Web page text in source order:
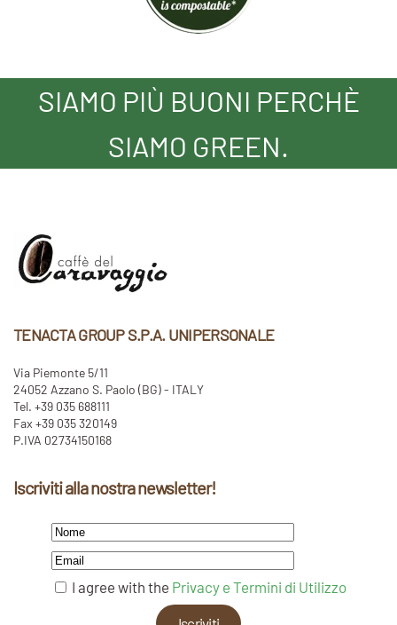
SIAMO PIÙ BUONI PERCHÈ
SIAMO GREEN.
TENACTA GROUP S.P.A. UNIPERSONALE
Via Piemonte 5/11
24052 Azzano S. Paolo (BG) - ITALY
Tel. +39 035 688111
Fax +39 035 320149
P.IVA 02734150168
Iscriviti alla nostra newsletter!
I agree with the Privacy e Termini di Utilizzo